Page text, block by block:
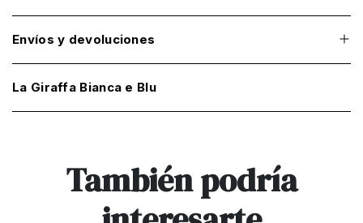
Envíos y devoluciones
La Giraffa Bianca e Blu
También podría